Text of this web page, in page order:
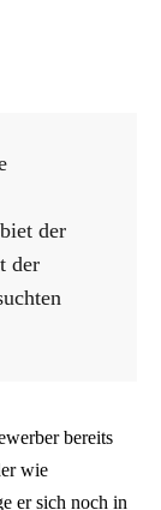
der
der
bereits
wie
er sich noch in